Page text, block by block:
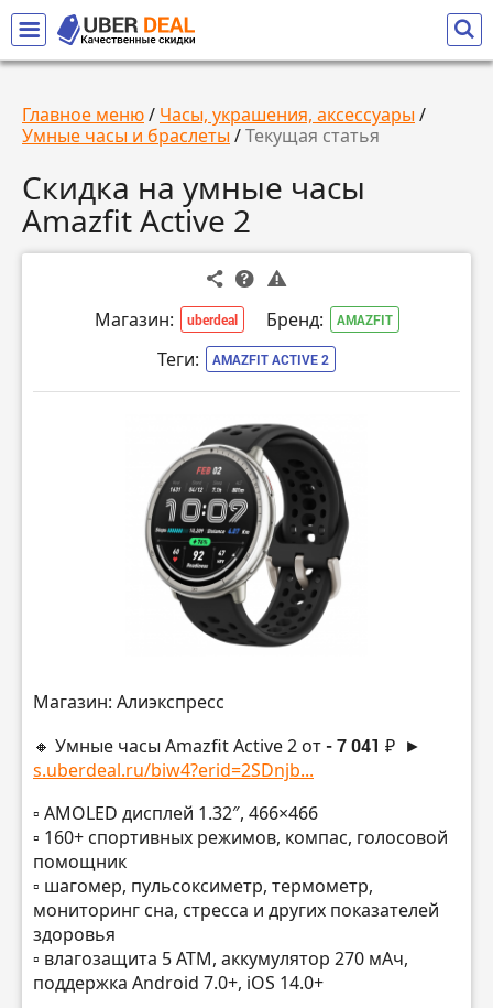
Главное меню/ Часы, украшения, аксессуары /
Умные часы и браслеты /Текущая статья
Скидка на умные часы
Amazfit Active 2
Магазин: uberdeal Бренд: AMAZFIT
Теги: AMAZFIT ACTIVE 2
Магазин: Алиэкспресс
🔸 Умные часы Amazfit Active 2 от- 7 041 ₽ ►
s.uberdeal.ru/biw4?erid=2SDnjb...
▫️ AMOLED дисплей 1.32″, 466×466
▫️ 160+ спортивных режимов, компас, голосовой
помощник
▫️ шагомер, пульсоксиметр, термометр,
мониторинг сна, стресса и других показателей
здоровья
▫️ влагозащита 5 ATM, аккумулятор 270 мАч,
поддержка Android 7.0+, iOS 14.0+